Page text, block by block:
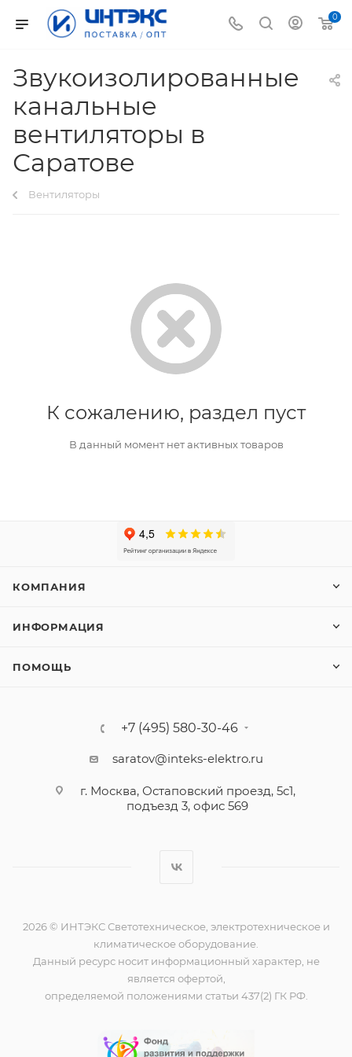
0
Звукоизолированные
канальные
вентиляторы в
Саратове
Вентиляторы
К сожалению, раздел пуст
В данный момент нет активных товаров
КОМПАНИЯ
ИНФОРМАЦИЯ
ПОМОЩЬ
+7 (495) 580-30-46
saratov@inteks-elektro.ru
г. Москва, Остаповский проезд, 5с1,
подъезд 3, офис 569
2026 © ИНТЭКС Светотехническое, электротехническое и
климатическое оборудование.
Данный ресурс носит информационный характер, не
является офертой,
определяемой положениями статьи 437(2) ГК РФ.